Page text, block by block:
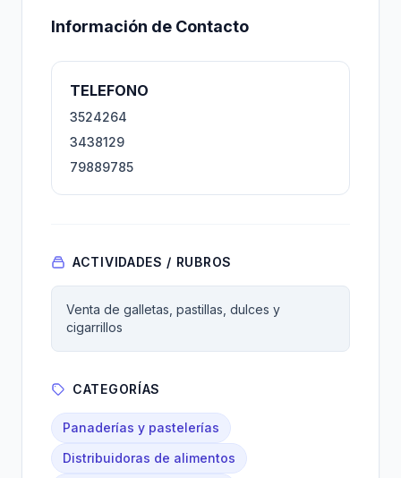
Información de Contacto
TELEFONO
3524264
3438129
79889785
ACTIVIDADES / RUBROS
Venta de galletas, pastillas, dulces y
cigarrillos
CATEGORÍAS
Panaderías y pastelerías
Distribuidoras de alimentos